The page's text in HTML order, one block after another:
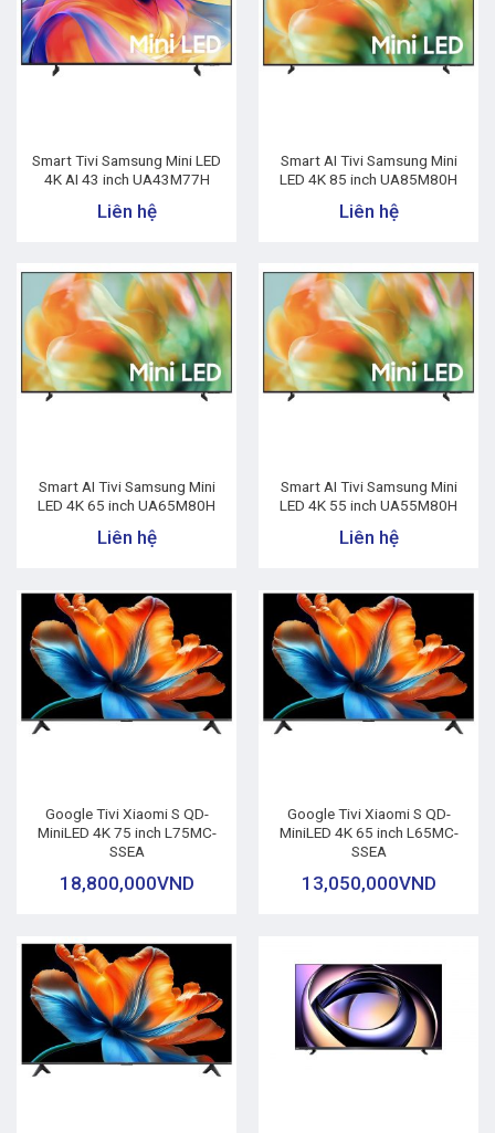
Smart Tivi Samsung Mini LED
4K AI 43 inch UA43M77H
Liên hệ
Smart AI Tivi Samsung Mini
LED 4K 85 inch UA85M80H
Liên hệ
Smart AI Tivi Samsung Mini
LED 4K 65 inch UA65M80H
Liên hệ
Smart AI Tivi Samsung Mini
LED 4K 55 inch UA55M80H
Liên hệ
Google Tivi Xiaomi S QD-
MiniLED 4K 75 inch L75MC-
SSEA
18,800,000VND
Google Tivi Xiaomi S QD-
MiniLED 4K 65 inch L65MC-
SSEA
13,050,000VND